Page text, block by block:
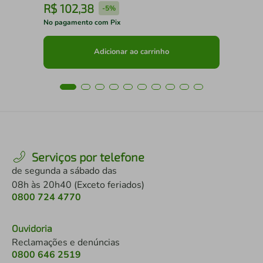
R$ 102,38 -5%
No pagamento com Pix
Adicionar ao carrinho
Serviços por telefone
de segunda a sábado das
08h às 20h40 (Exceto feriados)
0800 724 4770
Ouvidoria
Reclamações e denúncias
0800 646 2519